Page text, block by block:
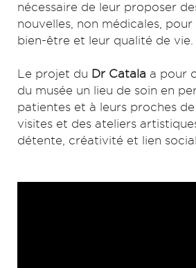
nécessaire de leur proposer
nouvelles, non médicales,
bien-être et leur qualité de vie.
Le projet du Dr Catala a pour
du musée un lieu de soin en
patientes et à leurs proches
visites et des ateliers
détente, créativité et lien